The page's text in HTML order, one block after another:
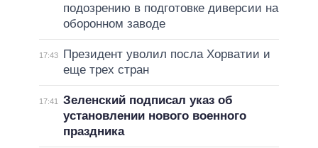
подозрению в подготовке диверсии на
оборонном заводе
17:43
Президент уволил посла Хорватии и
еще трех стран
17:41
Зеленский подписал указ об
установлении нового военного
праздника